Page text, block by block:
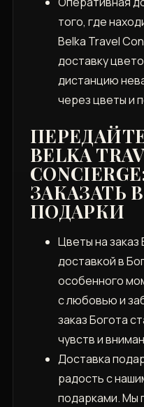
того, где
Belka Travel
доставку
дистанцию
через цветы и
BELKA
ЗАКАЗАТЬ
ПОДАРКИ
Цветы на заказ
доставкой в
особенного
с любовью и
заказ Богота
чувств и
Доставка
радость с
подарками. Мы